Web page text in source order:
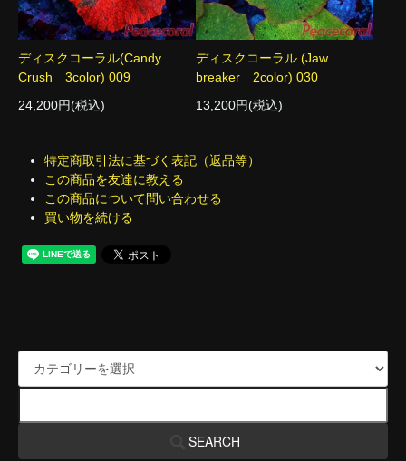
ディスクコーラル(Candy
Crush 3color) 009
24,200円(税込)
ディスクコーラル (Jaw
breaker 2color) 030
13,200円(税込)
特定商取引法に基づく表記（返品等）
この商品を友達に教える
この商品について問い合わせる
買い物を続ける
SEARCH